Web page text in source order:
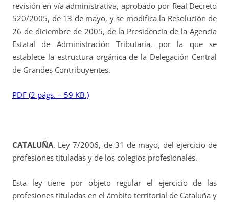
revisión en vía administrativa, aprobado por Real Decreto
520/2005, de 13 de mayo, y se modifica la Resolución de
26 de diciembre de 2005, de la Presidencia de la Agencia
Estatal de Administración Tributaria, por la que se
establece la estructura orgánica de la Delegación Central
de Grandes Contribuyentes.
PDF (2 págs. – 59 KB.)
CATALUÑA. Ley 7/2006, de 31 de mayo, del ejercicio de
profesiones tituladas y de los colegios profesionales.
Esta ley tiene por objeto regular el ejercicio de las
profesiones tituladas en el ámbito territorial de Cataluña y